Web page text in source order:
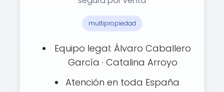
multipropiedad
Equipo legal: Álvaro Caballero
García · Catalina Arroyo
Atención en toda España